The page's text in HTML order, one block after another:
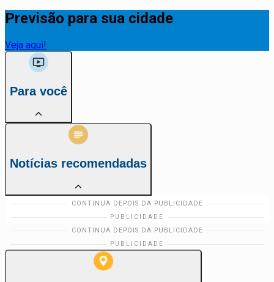
Previsão para sua cidade
Veja aqui!
Para você
Notícias recomendadas